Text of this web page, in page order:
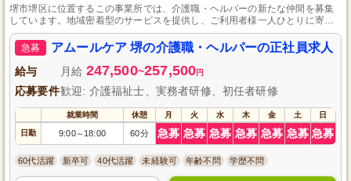
堺市堺区に位置するこの事業所では、介護職・ヘルパーの新たな仲間を募集
しています。地域密着型のサービスを提供し、ご利用者様一人ひとりに寄り
添ったサポートを心がけ、訪問介護による暮らしの支援を行っています。資
格取得支援制度があり、未経験から介護のプロを目指せる環境です。地域社
会に貢献しながら、自己成長も目指せる職場で、あなたの挑戦をお待ちして
います。
急募 アムールケア 堺の介護職・ヘルパーの正社員求人
給与 月給 247,500~257,500円
応募要件歓迎: 介護福祉士、実務者研修、初任者研修
就業時間 休憩 月 火 水 木 金 土 日
日勤 9:00～ 18:00 60分 急募 急募 急募 急募 急募 急募 急募
60代活躍 新卒可 40代活躍 未経験可 年齢不問 学歴不問